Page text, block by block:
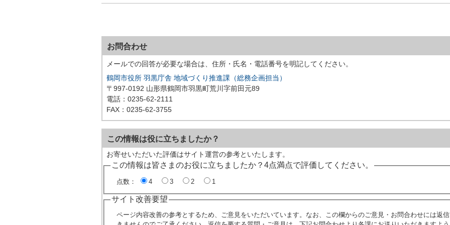
お問合わせ
メールでの回答が必要な場合は、住所・氏名・電話番号を明記してください。
鶴岡市役所 羽黒庁舎 地域づくり推進課（総務企画担当）
〒997-0192 山形県鶴岡市羽黒町荒川字前田元89
電話：0235-62-2111
FAX：0235-62-3755
この情報は役に立ちましたか？
お寄せいただいた評価はサイト運営の参考といたします。
この情報は皆さまのお役に立ちましたか？4点満点で評価してください。
点数： 4 3 2 1
サイト改善要望
ページ内容改善の参考とするため、ご意見をいただいています。なお、この欄からのご意見・お問合わせには返